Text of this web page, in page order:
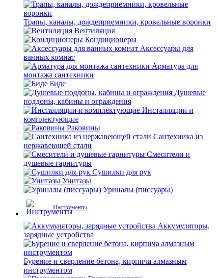
Трапы, каналы, дождеприемники, кровельные воронки
Вентиляция
Кондиционеры
Аксессуары для
ванных комнат
Арматура для
монтажа сантехники
Биде
Душевые
поддоны, кабины и ограждения
Инсталляции и
комплектующие
Раковины
Сантехника из
нержавеющей стали
Смесители и
душевые гарнитуры
Сушилки для рук
Унитазы
Уриналы (писсуары)
Инструменты
Аккумуляторы,
зарядные устройства
Бурение и сверление бетона, кирпича алмазным
инструментом